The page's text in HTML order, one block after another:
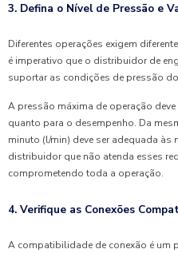
3. Defina o Nível de Pressão e
Diferentes operações exigem
é imperativo que o distribuidor de
suportar as condições de pressão
A pressão máxima de operação
quanto para o desempenho. Da
minuto (l/min) deve ser adequada às
distribuidor que não atenda esses
comprometendo toda a operação.
4. Verifique as Conexões
A compatibilidade de conexão é um